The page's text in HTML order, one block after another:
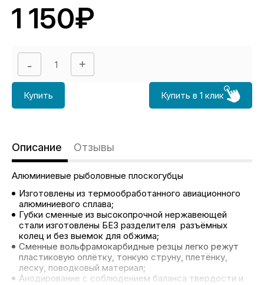
1 150₽
Купить Купить в 1 клик
Описание Отзывы
Алюминиевые рыболовные плоскогубцы
Изготовлены из термообработанного авиационного
алюминиевого сплава;
Губки сменные из высокопрочной нержавеющей
стали изготовлены БЕЗ разделителя разъёмных
колец и без выемок для обжима;
Сменные вольфрамокарбидные резцы легко режут
пластиковую оплётку, тонкую струну, плетёнку,
леску, поводковый материал;
Анодирование с соблюдением баланса твердости и